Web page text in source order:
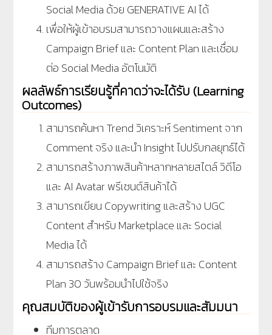
Social Media ด้วย GENERATIVE AI ได้
เพื่อให้ผู้เข้าอบรมสามารถวางแผนและสร้าง
Campaign Brief และ Content Plan และเชื่อม
ต่อ Social Media อัตโนมัติ
ผลลัพธ์การเรียนรู้ที่คาดว่าจะได้รับ (Learning
Outcomes)
สามารถค้นหา Trend วิเคราะห์ Sentiment จาก
Comment จริง และนำ Insight ไปปรับกลยุทธ์ได้
สามารถสร้างภาพสินค้าหลากหลายสไตล์ วิดีโอ
และ AI Avatar พรีเซนต์สินค้าได้
สามารถเขียน Copywriting และสร้าง UGC
Content สำหรับ Marketplace และ Social
Media ได้
สามารถสร้าง Campaign Brief และ Content
Plan 30 วันพร้อมนำไปใช้จริง
คุณสมบัติของผู้เข้ารับการอบรมและสัมมนา
ทีมการตลาด